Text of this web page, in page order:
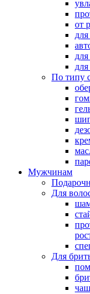
от
По типу
Мужчинам
Для
Для